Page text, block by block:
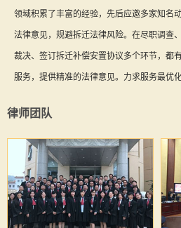
领域积累了丰富的经验，先后应邀多家知名
法律意见，规避拆迁法律风险。在尽职调查
裁决、签订拆迁补偿安置协议多个环节，都
服务，提供精准的法律意见。力求服务最优
律师团队